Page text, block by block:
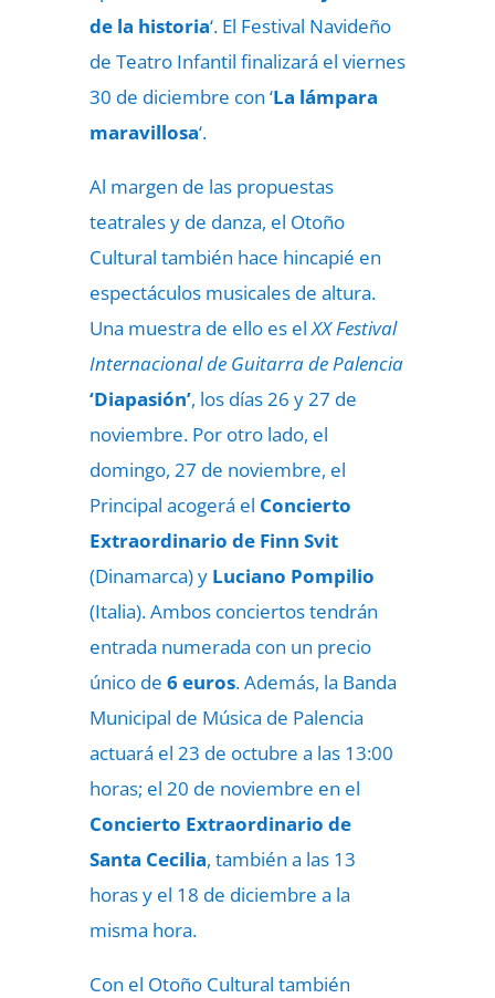
de la historia‘. El Festival Navideño
de Teatro Infantil finalizará el viernes
30 de diciembre con ‘La lámpara
maravillosa‘.
Al margen de las propuestas
teatrales y de danza, el Otoño
Cultural también hace hincapié en
espectáculos musicales de altura.
Una muestra de ello es elXX Festival
Internacional de Guitarra de Palencia
‘Diapasión’, los días 26 y 27 de
noviembre. Por otro lado, el
domingo, 27 de noviembre, el
Principal acogerá el Concierto
Extraordinario de Finn Svit
(Dinamarca) y Luciano Pompilio
(Italia). Ambos conciertos tendrán
entrada numerada con un precio
único de 6 euros. Además, la Banda
Municipal de Música de Palencia
actuará el 23 de octubre a las 13:00
horas; el 20 de noviembre en el
Concierto Extraordinario de
Santa Cecilia, también a las 13
horas y el 18 de diciembre a la
misma hora.
Con el Otoño Cultural también